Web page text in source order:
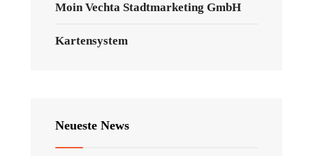
Moin Vechta Stadtmarketing GmbH
Kartensystem
Neueste News